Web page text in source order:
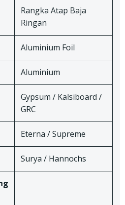
Rangka Atap Baja
Ringan
Aluminium Foil
Aluminium
Gypsum / Kalsiboard /
GRC
Eterna / Supreme
Surya / Hannochs